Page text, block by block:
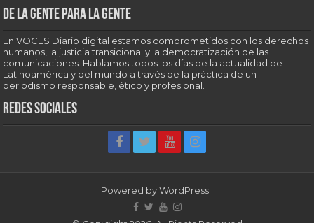
De la gente para la gente
En VOCES Diario digital estamos comprometidos con los derechos
humanos, la justicia transicional y la democratización de las
comunicaciones. Hablamos todos los días de la actualidad de
Latinoamérica y del mundo a través de la práctica de un
periodismo responsable, ético y profesional.
Redes sociales
Powered byWordPress |